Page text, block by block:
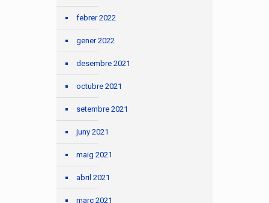
febrer 2022
gener 2022
desembre 2021
octubre 2021
setembre 2021
juny 2021
maig 2021
abril 2021
març 2021